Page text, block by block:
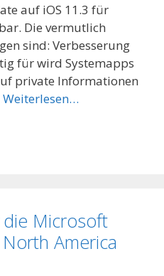
auf iOS 11.3 für
Die vermutlich
sind: Verbesserung
für wird Systemapps
private Informationen
Weiterlesen…
Microsoft
America